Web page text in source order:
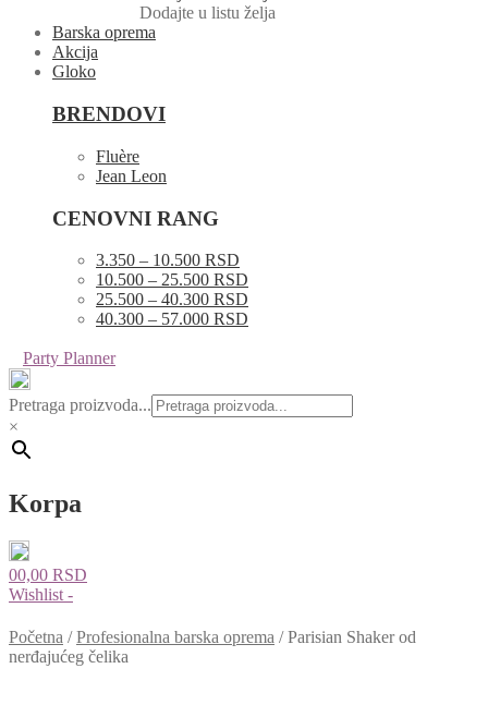
Dodajte u listu želja
Barska oprema
Akcija
Gloko
BRENDOVI
Fluère
Jean Leon
CENOVNI RANG
3.350 – 10.500 RSD
10.500 – 25.500 RSD
25.500 – 40.300 RSD
40.300 – 57.000 RSD
Party Planner
Pretraga proizvoda...
×
Korpa
00,00 RSD
Wishlist -
Početna /Profesionalna barska oprema /Parisian Shaker od
nerđajućeg čelika